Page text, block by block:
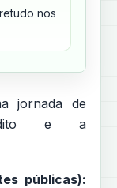
nos
jornada de
e a
públicas):